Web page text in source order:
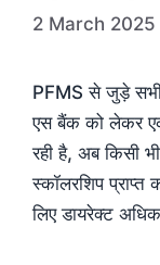
2 March 2025
PFMS से जुड़े सभी
एस बैंक को लेकर
रही है, अब किसी
स्कॉलरशिप प्राप्त
लिए डायरेक्ट